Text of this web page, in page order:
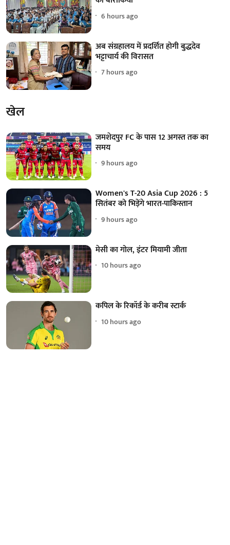
6 hours ago
अब संग्रहालय में प्रदर्शित होगी बुद्धदेव
भट्टाचार्य की विरासत
7 hours ago
खेल
जमशेदपुर FC के पास 12 अगस्त तक का
समय
9 hours ago
Women's T-20 Asia Cup 2026 : 5
सितंबर को भिड़ेंगे भारत-पाकिस्तान
9 hours ago
मेसी का गोल, इंटर मियामी जीता
10 hours ago
कपिल के रिकॉर्ड के करीब स्टार्क
10 hours ago